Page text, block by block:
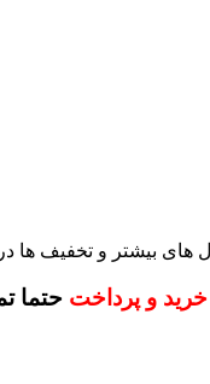
های بیشتر و تخفیف ها در
خرید و پرداختحتما